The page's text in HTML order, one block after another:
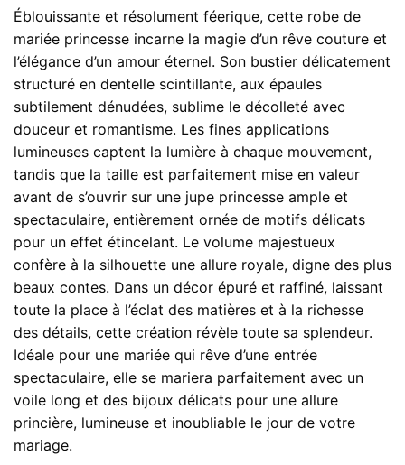
Éblouissante et résolument féerique, cette robe de
mariée princesse incarne la magie d’un rêve couture et
l’élégance d’un amour éternel. Son bustier délicatement
structuré en dentelle scintillante, aux épaules
subtilement dénudées, sublime le décolleté avec
douceur et romantisme. Les fines applications
lumineuses captent la lumière à chaque mouvement,
tandis que la taille est parfaitement mise en valeur
avant de s’ouvrir sur une jupe princesse ample et
spectaculaire, entièrement ornée de motifs délicats
pour un effet étincelant. Le volume majestueux
confère à la silhouette une allure royale, digne des plus
beaux contes. Dans un décor épuré et raffiné, laissant
toute la place à l’éclat des matières et à la richesse
des détails, cette création révèle toute sa splendeur.
Idéale pour une mariée qui rêve d’une entrée
spectaculaire, elle se mariera parfaitement avec un
voile long et des bijoux délicats pour une allure
princière, lumineuse et inoubliable le jour de votre
mariage.